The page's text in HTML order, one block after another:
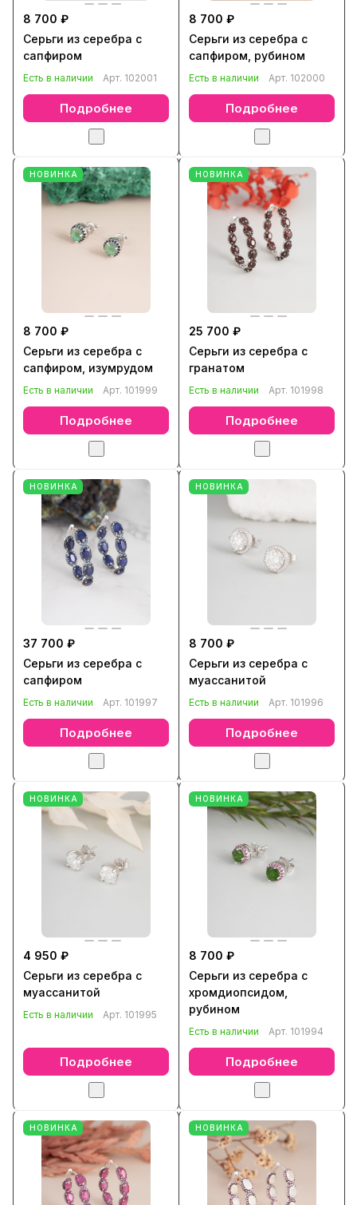
8 700 ₽
Серьги из серебра с
сапфиром
Есть в наличии Арт. 102001
Подробнее
8 700 ₽
Серьги из серебра с
сапфиром, рубином
Есть в наличии Арт. 102000
Подробнее
НОВИНКА
8 700 ₽
Серьги из серебра с
сапфиром, изумрудом
Есть в наличии Арт. 101999
Подробнее
НОВИНКА
25 700 ₽
Серьги из серебра с
гранатом
Есть в наличии Арт. 101998
Подробнее
НОВИНКА
37 700 ₽
Серьги из серебра с
сапфиром
Есть в наличии Арт. 101997
Подробнее
НОВИНКА
8 700 ₽
Серьги из серебра с
муассанитой
Есть в наличии Арт. 101996
Подробнее
НОВИНКА
4 950 ₽
Серьги из серебра с
муассанитой
Есть в наличии Арт. 101995
Подробнее
НОВИНКА
8 700 ₽
Серьги из серебра с
хромдиопсидом,
рубином
Есть в наличии Арт. 101994
Подробнее
НОВИНКА НОВИНКА